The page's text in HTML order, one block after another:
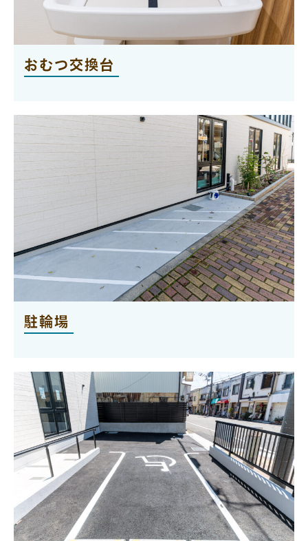
おむつ交換台
駐輪場